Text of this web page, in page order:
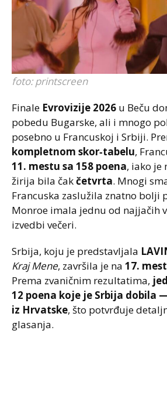
foto: printscreen
Finale Evrovizije 2026 u Beču
pobedu Bugarske, ali i mnogo
posebno u Francuskoj i Srbiji.
kompletnom skor‑tabelu,
11. mestu sa 158 poena, iako je
žirija bila čakčetvrta. Mnogi
Francuska zaslužila znatno bolji
Monroe imala jednu od najjačih
izvedbi večeri.
Srbija, koju je predstavljala
Kraj Mene, završila je na 17.
Prema zvaničnim rezultatima,
12 poena koje je Srbija dobila
iz Hrvatske, što potvrđuje
glasanja.